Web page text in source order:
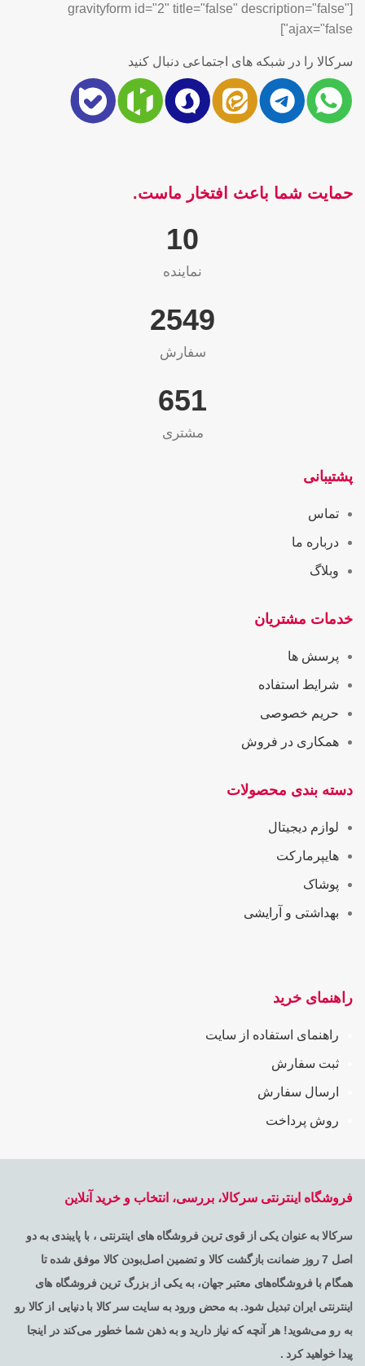
[gravityform id="2" title="false" description="false"
ajax="false"]
سرکالا را در شبکه های اجتماعی دنبال کنید
حمایت شما باعث افتخار ماست.
10
نماینده
2565
سفارش
655
مشتری
پشتیبانی
تماس
درباره ما
وبلاگ
خدمات مشتریان
پرسش ها
شرایط استفاده
حریم خصوصی
همکاری در فروش
دسته بندی محصولات
لوازم دیجیتال
هایپرمارکت
پوشاک
بهداشتی و آرایشی
راهنمای خرید
راهنمای استفاده از سایت
ثبت سفارش
ارسال سفارش
روش پرداخت
فروشگاه اینترنتی سرکالا، بررسی، انتخاب و خرید آنلاین
سرکالا به عنوان یکی از قوی ترین فروشگاه های اینترنتی ، با پایبندی به دو
اصل 7 روز ضمانت بازگشت کالا و تضمین اصل‌بودن کالا موفق شده تا
همگام با فروشگاه‌های معتبر جهان، به یکی از بزرگ ترین فروشگاه های
اینترنتی ایران تبدیل شود. به محض ورود به سایت سر کالا با دنیایی از کالا رو
به رو می‌شوید! هر آنچه که نیاز دارید و به ذهن شما خطور می‌کند در اینجا
پیدا خواهید کرد .